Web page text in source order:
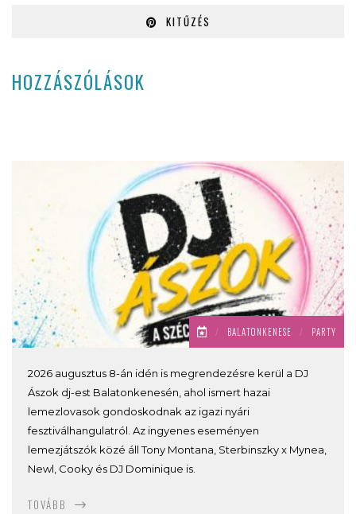
KITŰZÉS
HOZZÁSZÓLÁSOK
/ BALATONKENESE / PARTY
2026 augusztus 8-án idén is megrendezésre kerül a DJ
Ászok dj-est Balatonkenesén, ahol ismert hazai
lemezlovasok gondoskodnak az igazi nyári
fesztiválhangulatról. Az ingyenes eseményen
lemezjátszók közé áll Tony Montana, Sterbinszky x Mynea,
Newl, Cooky és DJ Dominique is.
TOVÁBB